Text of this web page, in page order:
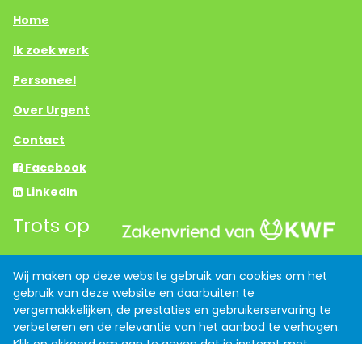
Home
Ik zoek werk
Personeel
Over Urgent
Contact
Facebook
LinkedIn
Trots op
Links
Anti discriminatiebeleid
Algemene voorwaarden
Wij maken op deze website gebruik van cookies om het
gebruik van deze website en daarbuiten te
vergemakkelijken, de prestaties en gebruikerservaring te
verbeteren en de relevantie van het aanbod te verhogen.